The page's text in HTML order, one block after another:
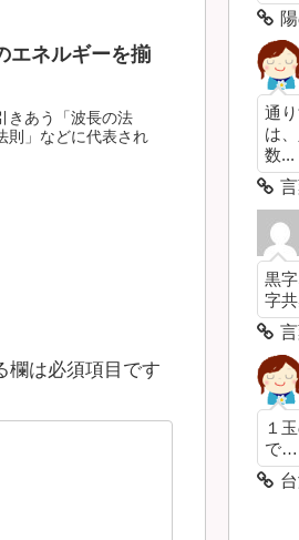
エネルギーを揃
きあう「波長の法
則」などに代表され
欄は必須項目です
通
は
数...
黒
字
１
で…